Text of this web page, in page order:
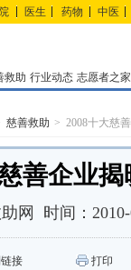
医生 药物 中医
救助 行业动态 志愿者之家
慈善救助 2008十大慈
善企业揭
网 时间：
接 打印